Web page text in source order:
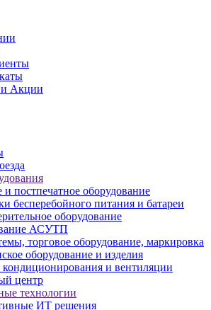
Акции
и постпечатное оборудование
бесперебойного питания и батареи
оборудование
АСУТП
торговое оборудование, маркировка
оборудование и изделия
и вентиляции
центр
технологии
ИТ решения